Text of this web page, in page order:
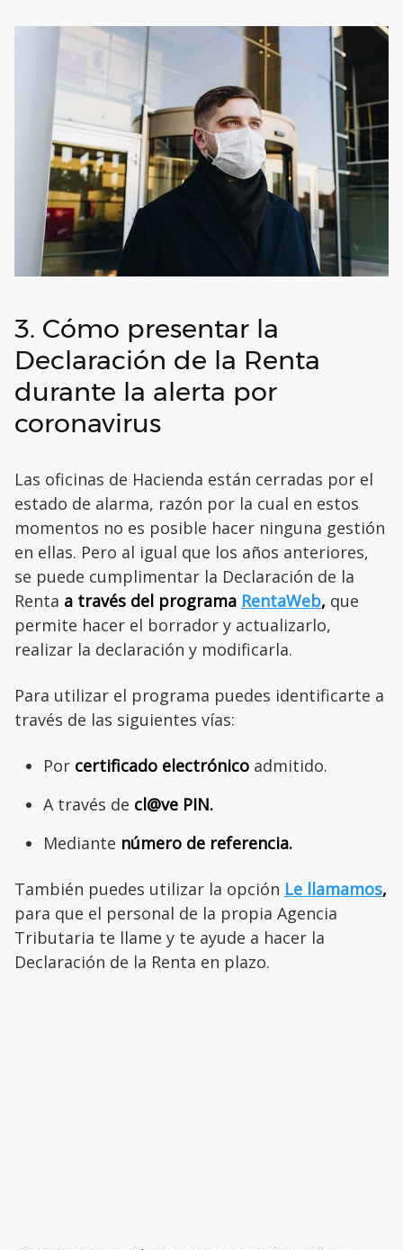
3. Cómo presentar la
Declaración de la Renta
durante la alerta por
coronavirus
Las oficinas de Hacienda están cerradas por el
estado de alarma, razón por la cual en estos
momentos no es posible hacer ninguna gestión
en ellas. Pero al igual que los años anteriores,
se puede cumplimentar la Declaración de la
Renta a través del programa RentaWeb, que
permite hacer el borrador y actualizarlo,
realizar la declaración y modificarla.
Para utilizar el programa puedes identificarte a
través de las siguientes vías:
Por certificado electrónico admitido.
A través de cl@ve PIN.
Mediante número de referencia.
También puedes utilizar la opción Le llamamos,
para que el personal de la propia Agencia
Tributaria te llame y te ayude a hacer la
Declaración de la Renta en plazo.